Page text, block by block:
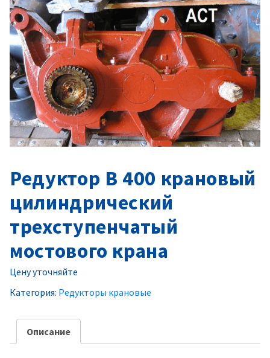
Редуктор В 400 крановый
цилиндрический
трехступенчатый
мостового крана
Цену уточняйте
Категория: Редукторы крановые
Описание